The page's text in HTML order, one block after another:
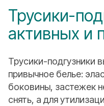
Трусики-
активных и
Трусики-подгузники
привычное белье:
боковины, застежек
снять, а для